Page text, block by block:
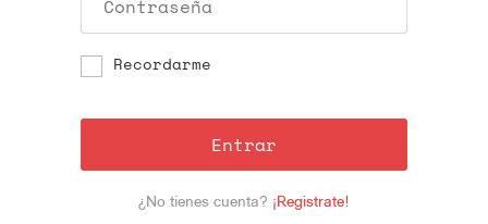
Recordarme
Entrar
¿No tienes cuenta? ¡Registrate!